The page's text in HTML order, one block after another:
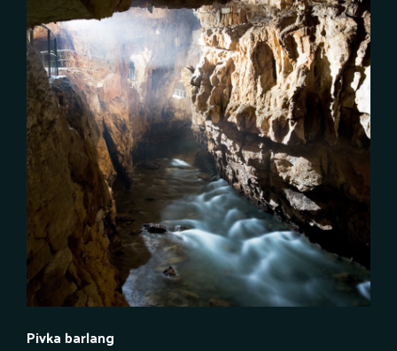
Pivka barlang